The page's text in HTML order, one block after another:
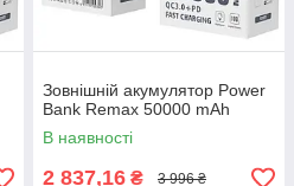
Зовнішній акумулятор Power
Bank Remax 50000 mAh
В наявності
2 837,16 ₴ 3 996 ₴